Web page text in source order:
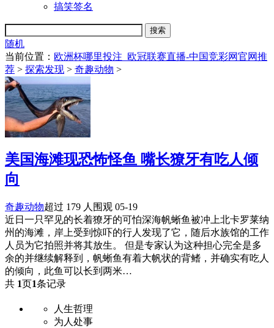
搞笑签名
随机
当前位置： 欧洲杯哪里投注_欧冠联赛直播-中国竞彩网官网推
荐 > 探索发现 > 奇趣动物 >
美国海滩现恐怖怪鱼 嘴长獠牙有吃人倾
向
奇趣动物超过 179 人围观 05-19
近日一只罕见的长着獠牙的可怕深海帆蜥鱼被冲上北卡罗莱纳
州的海滩，岸上受到惊吓的行人发现了它，随后水族馆的工作
人员为它拍照并将其放生。 但是专家认为这种担心完全是多
余的并继续解释到，帆蜥鱼有着大帆状的背鳍，并确实有吃人
的倾向，此鱼可以长到两米…
共 1页1条记录
人生哲理
为人处事